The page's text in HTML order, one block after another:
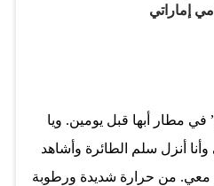
سيباعد بينه وبين سكان هذه
على أخطائه الشنيعة
فكيف يمكن له أن يحمي هذه
من…
إماراتي
مطار أبها قبل يومين. ويا
أنزل سلم الطائرة وأشاهد
معي. من حرارة شديدة ورطوبة